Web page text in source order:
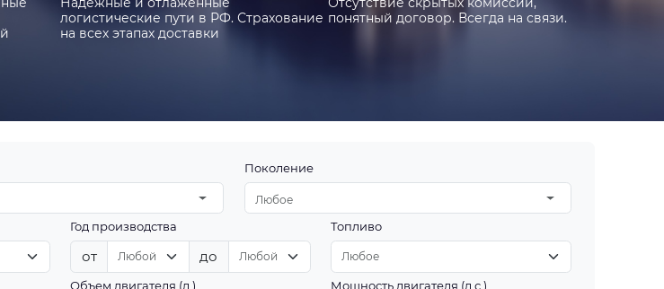
логистические пути в РФ. Страхование
на всех этапах доставки
понятный договор. Всегда на связи.
Поколение
Любое
Год производства
от до
Топливо
Объем двигателя (л.) Мощность двигателя (л.с.)